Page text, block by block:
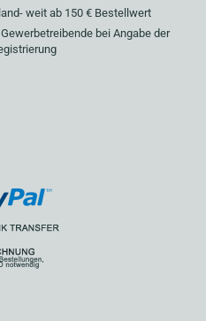
weit ab 150 € Bestellwert
bei Angabe der